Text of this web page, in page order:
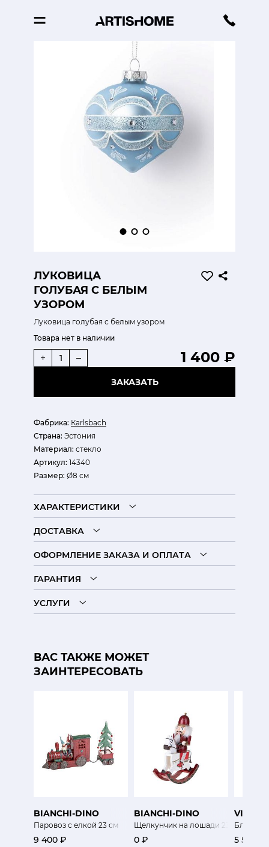
ЛУКОВИЦА
ГОЛУБАЯ С БЕЛЫМ
УЗОРОМ
Луковица голубая с белым узором
Фабрика: Кarlsbach
Страна: Эстония
Материал: стекло
Артикул: 14340
Размер: Ø8 см
Товара нет в наличии
1 400 ₽
+ –
ЗАКАЗАТЬ
ХАРАКТЕРИСТИКИ
ДОСТАВКА
ОФОРМЛЕНИЕ ЗАКАЗА И ОПЛАТА
ГАРАНТИЯ
УСЛУГИ
ВАС ТАКЖЕ МОЖЕТ
ЗАИНТЕРЕСОВАТЬ
BIANCHI-DINO
Паровоз с елкой 23 см
9 400 ₽
BIANCHI-DINO
Щелкунчик на лошади 23хh28 см
0 ₽
VISTA
Блюдо
5 500 ₽